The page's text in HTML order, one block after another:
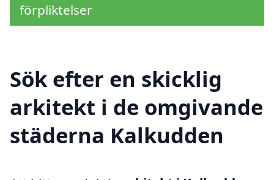
förpliktelser
Sök efter en skicklig
arkitekt i de omgivande
städerna Kalkudden